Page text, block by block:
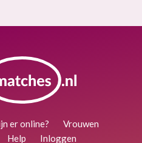
er online?
Vrouwen
Help Inloggen